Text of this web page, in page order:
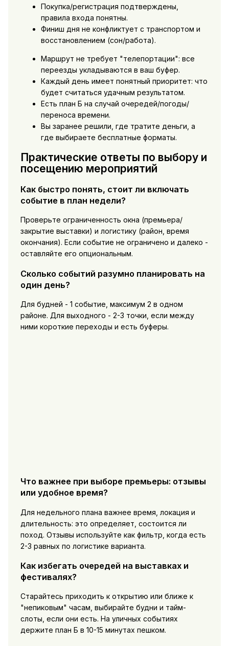
Покупка/регистрация подтверждены,
правила входа понятны.
Финиш дня не конфликтует с транспортом и
восстановлением (сон/работа).
Маршрут не требует "телепортации": все
переезды укладываются в ваш буфер.
Каждый день имеет понятный приоритет: что
будет считаться удачным результатом.
Есть план Б на случай очередей/погоды/
переноса времени.
Вы заранее решили, где тратите деньги, а
где выбираете бесплатные форматы.
Практические ответы по выбору и
посещению мероприятий
Как быстро понять, стоит ли включать
событие в план недели?
Проверьте ограниченность окна (премьера/
закрытие выставки) и логистику (район, время
окончания). Если событие не ограничено и далеко -
оставляйте его опциональным.
Сколько событий разумно планировать на
один день?
Для будней - 1 событие, максимум 2 в одном
районе. Для выходного - 2-3 точки, если между
ними короткие переходы и есть буферы.
Что важнее при выборе премьеры: отзывы
или удобное время?
Для недельного плана важнее время, локация и
длительность: это определяет, состоится ли
поход. Отзывы используйте как фильтр, когда есть
2-3 равных по логистике варианта.
Как избегать очередей на выставках и
фестивалях?
Старайтесь приходить к открытию или ближе к
"непиковым" часам, выбирайте будни и тайм-
слоты, если они есть. На уличных событиях
держите план Б в 10-15 минутах пешком.